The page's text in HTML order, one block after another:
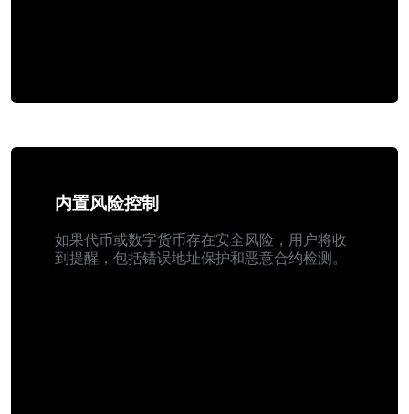
内置风险控制
如果代币或数字货币存在安全风险，用户将收
到提醒，包括错误地址保护和恶意合约检测。